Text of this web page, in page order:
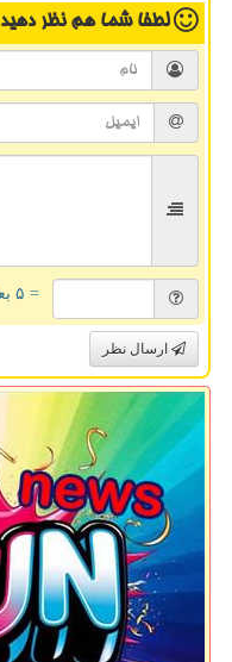
لطفا شما همنظر دهید
= ۵ بعلاوه ۲
ارسال نظر